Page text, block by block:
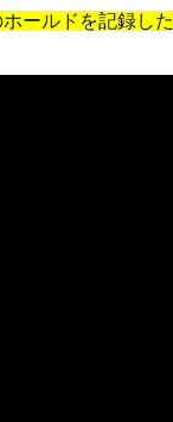
ールドを記録し